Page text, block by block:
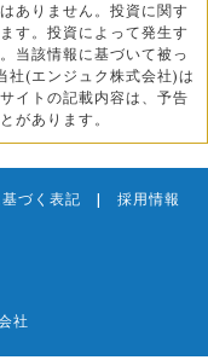
ありません。投資に関す
す。投資によって発生す
当該情報に基づいて被っ
社(エンジュク株式会社)は
イトの記載内容は、予告
があります。
づく表記 | 採用情報
社